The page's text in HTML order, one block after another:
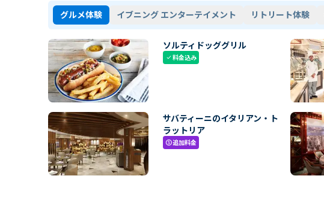
グルメ体験 イブニング エンターテイメント リトリート体験
ソルティドッググリル
check料金込み
サバティーニのイタリアン・ト
ラットリア
paid追加料金